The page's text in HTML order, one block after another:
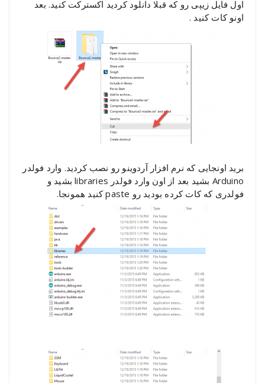
اول فایل زیپی رو که قبلا دانلود کردید اکسترکت کنید. بعد
اونو کات کنید .
برید اونجایی که نرم افزار آردوینو رو نصب کردید. وارد فولدر
Arduino بشید بعد از اون وارد فولدر libraries بشید و
فولدری که کات کرده بودید رو paste کنید همونجا.